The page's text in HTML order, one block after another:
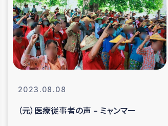
復興応援隊の活動
漁業復興支援
経済自立支援事業
2023.08.08
（元）医療従事者の声 – ミャンマー